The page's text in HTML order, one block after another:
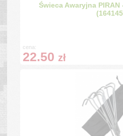
Świeca Awaryjna
cena:
22.50 zł